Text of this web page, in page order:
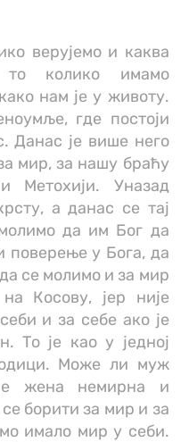
верујемо и каква
колико имамо
нам је у животу.
где постоји
Данас је више него
мир, за нашу браћу
Метохији. Уназад
а данас се тај
да им Бог да
поверење у Бога, да
се молимо и за мир
Косову, јер није
и за себе ако је
То је као у једној
Може ли муж
жена немирна и
борити за мир и за
имало мир у себи.